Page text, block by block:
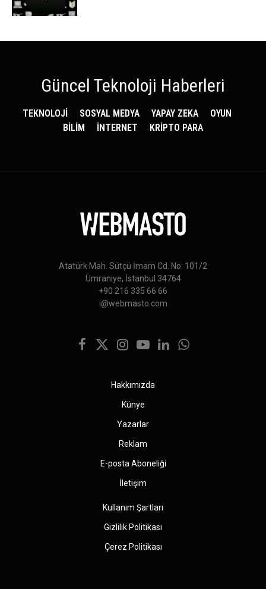
Güncel Teknoloji Haberleri
TEKNOLOJİ SOSYAL MEDYA YAPAY ZEKA
OYUN
BİLİM
İNTERNET KRİPTO PARA
Atatürk Mah. Sütçü İmam Cd. No: 101/2
Ümraniye, İstanbul 34764
+90 216 335 66 66
i@webmasto.com
Facebook
X
Instagram
YouTubeLinkedInWhatsApp
Hakkımızda
Künye
Yazarlar
Reklam
E-posta Aboneliği
İletişim
Kullanım Şartları
Gizlilik Politikası
Çerez Politikası